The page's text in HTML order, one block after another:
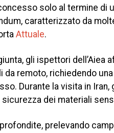
solo al termine di
caratterizzato da
Attuale.
gli ispettori
remoto, richiedendo
Durante la visita in
dei materiali
prelevando